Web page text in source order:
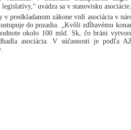
legislatívy,“ uvádza sa v stanovisku asociácie.
v predkladanom zákone vidí asociácia v
do pozadia. „Kvôli zdĺhavému
okolo 100 mld. Sk, čo bráni
asociácia. V súčasnosti je podľa